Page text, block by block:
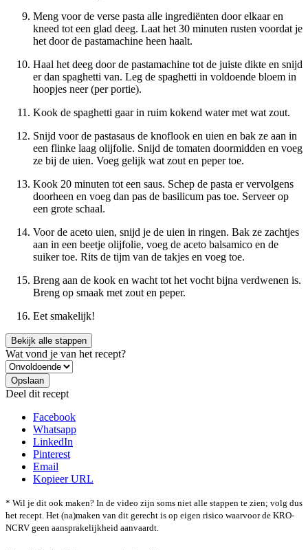
Meng voor de verse pasta alle ingrediënten door elkaar en
kneed tot een glad deeg. Laat het 30 minuten rusten voordat je
het door de pastamachine heen haalt.
Haal het deeg door de pastamachine tot de juiste dikte en snijd
er dan spaghetti van. Leg de spaghetti in voldoende bloem in
hoopjes neer (per portie).
Kook de spaghetti gaar in ruim kokend water met wat zout.
Snijd voor de pastasaus de knoflook en uien en bak ze aan in
een flinke laag olijfolie. Snijd de tomaten doormidden en voeg
ze bij de uien. Voeg gelijk wat zout en peper toe.
Kook 20 minuten tot een saus. Schep de pasta er vervolgens
doorheen en voeg dan pas de basilicum pas toe. Serveer op
een grote schaal.
Voor de aceto uien, snijd je de uien in ringen. Bak ze zachtjes
aan in een beetje olijfolie, voeg de aceto balsamico en de
suiker toe. Rits de tijm van de takjes en voeg toe.
Breng aan de kook en wacht tot het vocht bijna verdwenen is.
Breng op smaak met zout en peper.
Eet smakelijk!
Bekijk alle stappen
Wat vond je van het recept?
Deel dit recept
Facebook
Whatsapp
LinkedIn
Pinterest
Email
Kopieer URL
* Wil je dit ook maken? In de video zijn soms niet alle stappen te zien; volg dus
het recept. Het (na)maken van dit gerecht is op eigen risico waarvoor de KRO-
NCRV geen aansprakelijkheid aanvaardt.